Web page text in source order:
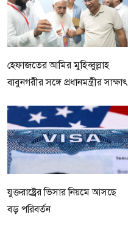
হেফাজতের আমির মুহিব্বুল্লাহ
বাবুনগরীর সঙ্গে প্রধানমন্ত্রীর সাক্ষাৎ
যুক্তরাষ্ট্রের ভিসার নিয়মে আসছে
বড় পরিবর্তন